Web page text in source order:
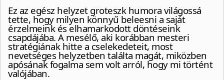
Ez az egész helyzet groteszk humora világossá
tette, hogy milyen könnyű beleesni a saját
érzelmeink és elhamarkodott döntéseink
csapdájába. A mesélő, aki korábban mesteri
stratégiának hitte a cselekedeteit, most
nevetséges helyzetben találta magát, miközben
apósának fogalma sem volt arról, hogy mi történt
valójában.